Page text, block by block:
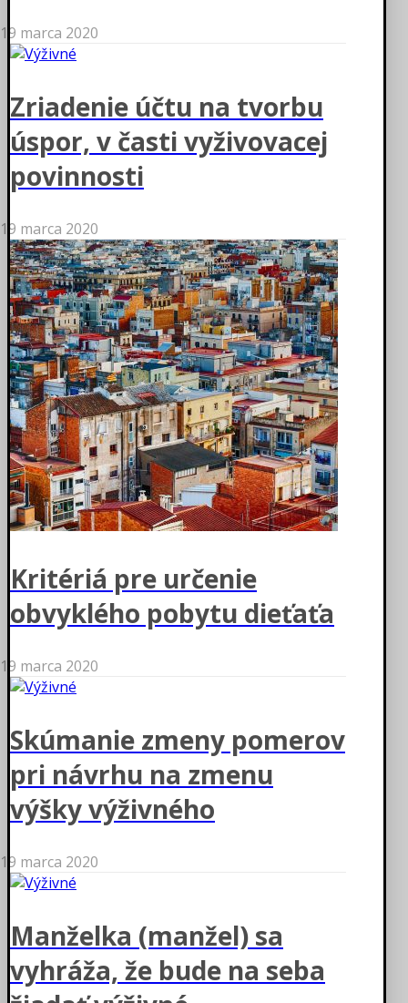
19 marca 2020
Zriadenie účtu na tvorbu
úspor, v časti vyživovacej
povinnosti
19 marca 2020
Kritériá pre určenie
obvyklého pobytu dieťaťa
19 marca 2020
Skúmanie zmeny pomerov
pri návrhu na zmenu
výšky výživného
19 marca 2020
Manželka (manžel) sa
vyhráža, že bude na seba